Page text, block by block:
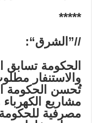
*****
//” الشرق“:
الحكومة تسابق
والاستنفار
تُحسن الحكومة
مشاريع
مصرفية